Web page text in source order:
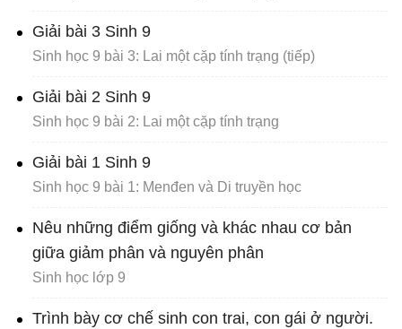
Giải bài 3 Sinh 9
Sinh học 9 bài 3: Lai một cặp tính trạng (tiếp)
Giải bài 2 Sinh 9
Sinh học 9 bài 2: Lai một cặp tính trạng
Giải bài 1 Sinh 9
Sinh học 9 bài 1: Menđen và Di truyền học
Nêu những điểm giống và khác nhau cơ bản
giữa giảm phân và nguyên phân
Sinh học lớp 9
Trình bày cơ chế sinh con trai, con gái ở người.